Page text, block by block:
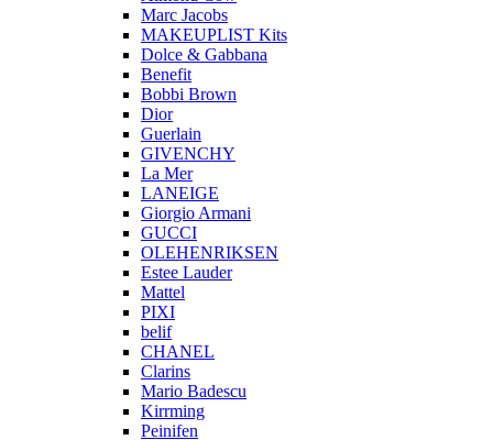
Marc Jacobs
MAKEUPLIST Kits
Dolce & Gabbana
Benefit
Bobbi Brown
Dior
Guerlain
GIVENCHY
La Mer
LANEIGE
Giorgio Armani
GUCCI
OLEHENRIKSEN
Estee Lauder
Mattel
PIXI
belif
CHANEL
Clarins
Mario Badescu
Kirrming
Peinifen